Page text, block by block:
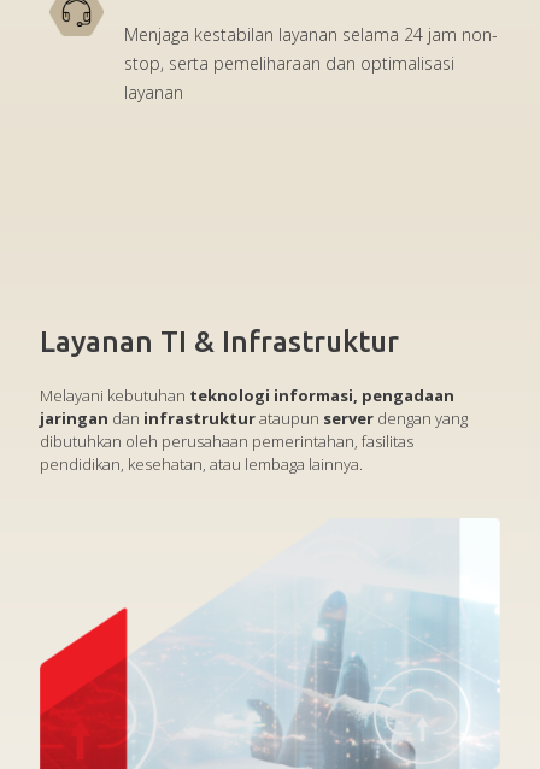
Menjaga kestabilan layanan selama 24 jam non-
stop, serta pemeliharaan dan optimalisasi
layanan
Layanan TI & Infrastruktur
Melayani kebutuhan teknologi informasi, pengadaan
jaringan dan infrastrukturataupun server dengan yang
dibutuhkan oleh perusahaan pemerintahan, fasilitas
pendidikan, kesehatan, atau lembaga lainnya.